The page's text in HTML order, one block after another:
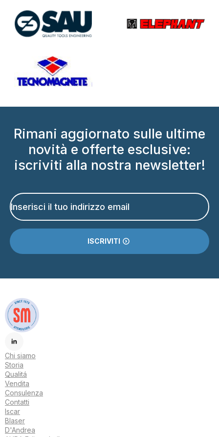
Rimani aggiornato sulle ultime
novità e offerte esclusive:
iscriviti alla nostra newsletter!
Email
*
ISCRIVITI
Chi siamo
Storia
Qualitá
Vendita
Consulenza
Contatti
Iscar
Blaser
D'Andrea